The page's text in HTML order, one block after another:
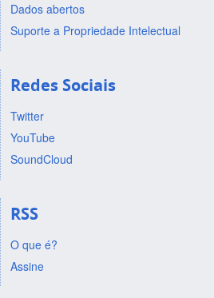
Dados abertos
Suporte a Propriedade Intelectual
Redes Sociais
Twitter
YouTube
SoundCloud
RSS
O que é?
Assine